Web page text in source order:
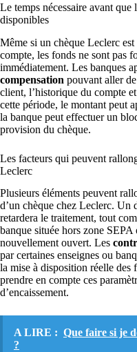
Le temps nécessaire avant
disponibles
Même si un chèque Leclerc
compte, les fonds ne sont pas
immédiatement. Les banques
compensation pouvant aller de
client, l’historique du compte
cette période, le montant peut
la banque peut effectuer un
provision du chèque.
Les facteurs qui peuvent
Leclerc
Plusieurs éléments peuvent
d’un chèque chez Leclerc. Un
retardera le traitement, tout
banque située hors zone
nouvellement ouvert. Les
par certaines enseignes ou
la mise à disposition réelle
prendre en compte ces
d’encaissement.
A LIRE : Que faire si je
?